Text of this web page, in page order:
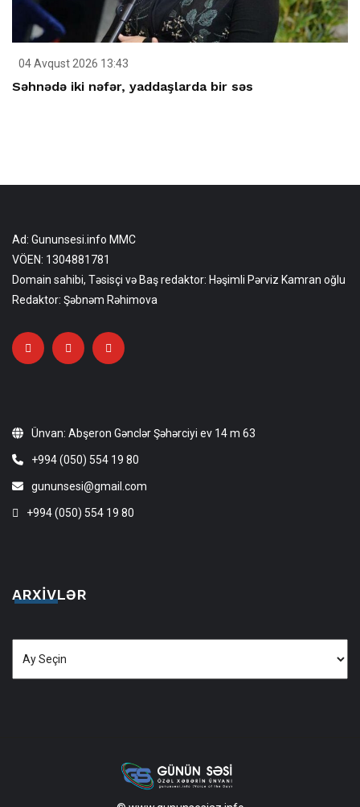
04 Avqust 2026 13:43
Səhnədə iki nəfər, yaddaşlarda bir səs
Ad: Gununsesi.info MMC
VÖEN: 1304881781
Domain sahibi, Təsisçi və Baş redaktor: Həşimli Pərviz Kamran oğlu
Redaktor: Şəbnəm Rəhimova
Ünvan: Abşeron Gənclər Şəhərciyi ev 14 m 63
+994 (050) 554 19 80
gununsesi@gmail.com
+994 (050) 554 19 80
ARXIVLƏR
Arxivlər